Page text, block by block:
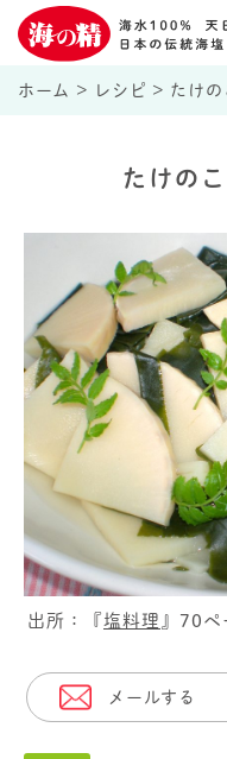
ホーム > レシピ > たけの
たけの
出所：『塩料理 』70ペ
メールする